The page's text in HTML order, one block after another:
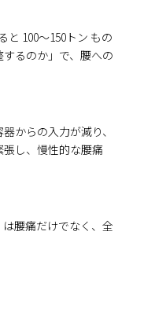
と 100〜150トン もの
るのか」で、腰への
からの入力が減り、
し、慢性的な腰痛
腰痛だけでなく、全